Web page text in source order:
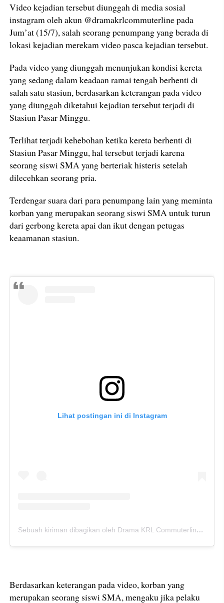
Video kejadian tersebut diunggah di media sosial
instagram oleh akun @dramakrlcommuterline pada
Jum’at (15/7), salah seorang penumpang yang berada di
lokasi kejadian merekam video pasca kejadian tersebut.
Pada video yang diunggah menunjukan kondisi kereta
yang sedang dalam keadaan ramai tengah berhenti di
salah satu stasiun, berdasarkan keterangan pada video
yang diunggah diketahui kejadian tersebut terjadi di
Stasiun Pasar Minggu.
Terlihat terjadi kehebohan ketika kereta berhenti di
Stasiun Pasar Minggu, hal tersebut terjadi karena
seorang siswi SMA yang berteriak histeris setelah
dilecehkan seorang pria.
Terdengar suara dari para penumpang lain yang meminta
korban yang merupakan seorang siswi SMA untuk turun
dari gerbong kereta apai dan ikut dengan petugas
keaamanan stasiun.
Lihat postingan ini di Instagram
Sebuah kiriman dibagikan oleh Drama KRL Commuterline (@dramakrlcommuterline)
Berdasarkan keterangan pada video, korban yang
merupakan seorang siswi SMA, mengaku jika pelaku